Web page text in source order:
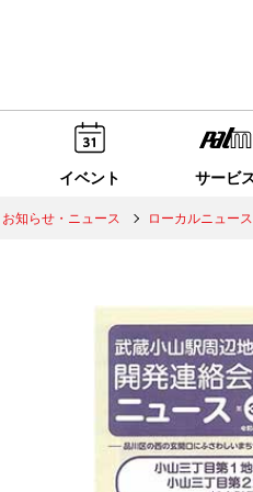
イベント サービ
お知らせ・ニュース ローカルニュー